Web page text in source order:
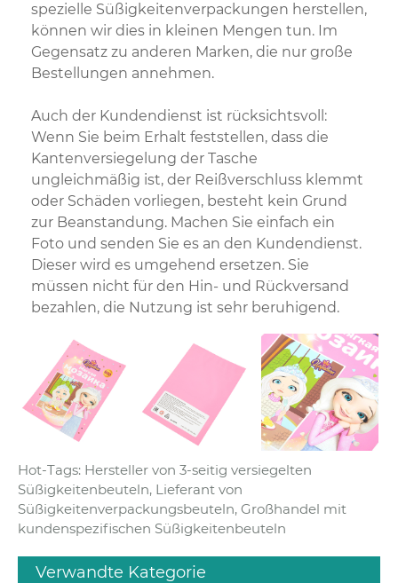
spezielle Süßigkeitenverpackungen herstellen,
können wir dies in kleinen Mengen tun. Im
Gegensatz zu anderen Marken, die nur große
Bestellungen annehmen.
Auch der Kundendienst ist rücksichtsvoll:
Wenn Sie beim Erhalt feststellen, dass die
Kantenversiegelung der Tasche
ungleichmäßig ist, der Reißverschluss klemmt
oder Schäden vorliegen, besteht kein Grund
zur Beanstandung. Machen Sie einfach ein
Foto und senden Sie es an den Kundendienst.
Dieser wird es umgehend ersetzen. Sie
müssen nicht für den Hin- und Rückversand
bezahlen, die Nutzung ist sehr beruhigend.
Hot-Tags: Hersteller von 3-seitig versiegelten
Süßigkeitenbeuteln, Lieferant von
Süßigkeitenverpackungsbeuteln, Großhandel mit
kundenspezifischen Süßigkeitenbeuteln
Verwandte Kategorie